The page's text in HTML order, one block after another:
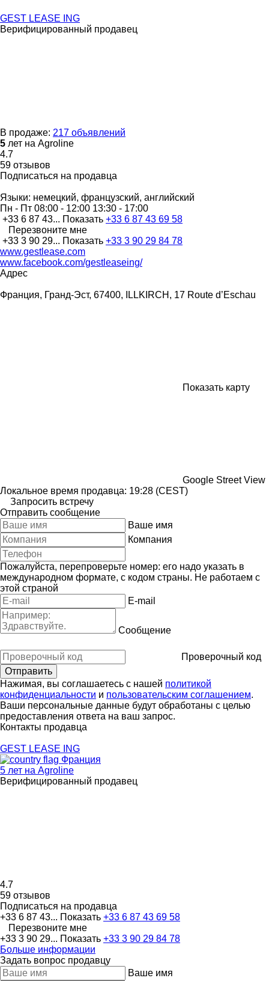
GEST LEASE ING
Верифицированный продавец
В продаже: 217 объявлений
5 лет на Agroline
4.7
59 отзывов
Подписаться на продавца
Языки: немецкий, французский, английский
Пн - Пт 08:00 - 12:00 13:30 - 17:00
+33 6 87 43... Показать +33 6 87 43 69 58
Перезвоните мне
+33 3 90 29... Показать +33 3 90 29 84 78
www.gestlease.com
www.facebook.com/gestleaseing/
Адрес
Франция, Гранд-Эст, 67400, ILLKIRCH, 17 Route d’Eschau
Показать карту
Google Street View
Локальное время продавца: 19:28 (CEST)
Запросить встречу
Отправить сообщение
Ваше имя
Компания
Пожалуйста, перепроверьте номер: его надо указать в
международном формате, с кодом страны. Не работаем с
этой страной
E-mail
Сообщение
Проверочный код
Нажимая, вы соглашаетесь с нашей политикой
конфиденциальности и пользовательским соглашением.
Ваши персональные данные будут обработаны с целью
предоставления ответа на ваш запрос.
Контакты продавца
GEST LEASE ING
Франция
5 лет на Agroline
Верифицированный продавец
4.7
59 отзывов
Подписаться на продавца
+33 6 87 43... Показать +33 6 87 43 69 58
Перезвоните мне
+33 3 90 29... Показать +33 3 90 29 84 78
Больше информации
Задать вопрос продавцу
Ваше имя